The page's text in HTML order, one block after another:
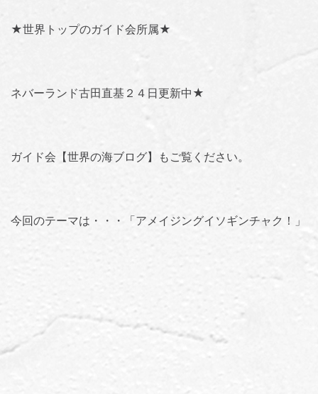
★世界トップのガイド会所属★
ネバーランド古田直基２４日更新中★
ガイド会【世界の海ブログ】 もご覧ください。
今回のテーマは・・・「アメイジングイソギンチャク ！」